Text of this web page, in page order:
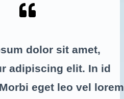
dolor sit amet,
adipiscing elit. In id
eget leo vel lorem